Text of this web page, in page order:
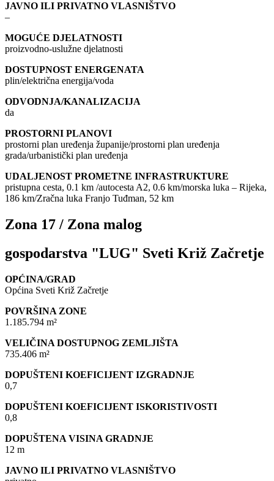
JAVNO ILI PRIVATNO VLASNIŠTVO
–
MOGUĆE DJELATNOSTI
proizvodno-uslužne djelatnosti
DOSTUPNOST ENERGENATA
plin/električna energija/voda
ODVODNJA/KANALIZACIJA
da
PROSTORNI PLANOVI
prostorni plan uređenja županije/prostorni plan uređenja
grada/urbanistički plan uređenja
UDALJENOST PROMETNE INFRASTRUKTURE
pristupna cesta, 0.1 km /autocesta A2, 0.6 km/morska luka – Rijeka,
186 km/Zračna luka Franjo Tuđman, 52 km
Zona 17 / Zona malog
gospodarstva "LUG" Sveti Križ Začretje
OPĆINA/GRAD
Općina Sveti Križ Začretje
POVRŠINA ZONE
1.185.794 m²
VELIČINA DOSTUPNOG ZEMLJIŠTA
735.406 m²
DOPUŠTENI KOEFICIJENT IZGRADNJE
0,7
DOPUŠTENI KOEFICIJENT ISKORISTIVOSTI
0,8
DOPUŠTENA VISINA GRADNJE
12 m
JAVNO ILI PRIVATNO VLASNIŠTVO